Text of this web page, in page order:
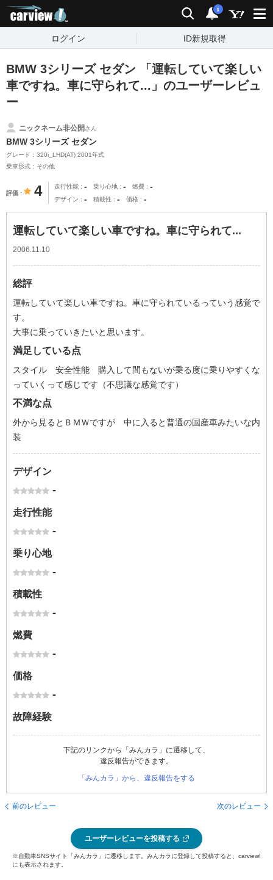
検索 通知
i
ログイン ID新規取得
BMW 3シリーズ セダン 「運転していて楽しい
車ですね。車に守られて...」のユーザーレビュ
ー
ニックネーム非公開さん
BMW 3シリーズ セダン
グレード：320i_LHD(AT) 2001年式
乗車形式：その他
評価 4 走行性能 - 乗り心地 - 燃費 -
デザイン - 積載性 - 価格 -
運転していて楽しい車ですね。車に守られて...
2006.11.10
総評
運転していて楽しい車ですね。車に守られているっていう感覚で
す。
大事に乗っていきたいと思います。
満足している点
スタイル 安全性能 購入して間もないが乗る度に乗りやすくな
っていくって感じです（不思議な感覚です）
不満な点
外から見るとＢＭＷですが 中に入ると普通の国産車みたいな内
装
デザイン
-
走行性能
-
乗り心地
-
積載性
-
燃費
-
価格
-
故障経験
下記のリンクから「みんカラ」に遷移して、
違反報告ができます。
「みんカラ」から、違反報告をする
前のレビュー 次のレビュー
ユーザーレビューを投稿する
※自動車SNSサイト「みんカラ」に遷移します。みんカラに登録して投稿すると、carview!
にも表示されます。